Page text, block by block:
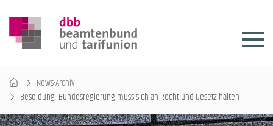
News-Archiv
Besoldung: Bundesregierung muss sich an Recht und Gesetz halten